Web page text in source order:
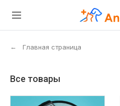
← Главная страница
Все товары